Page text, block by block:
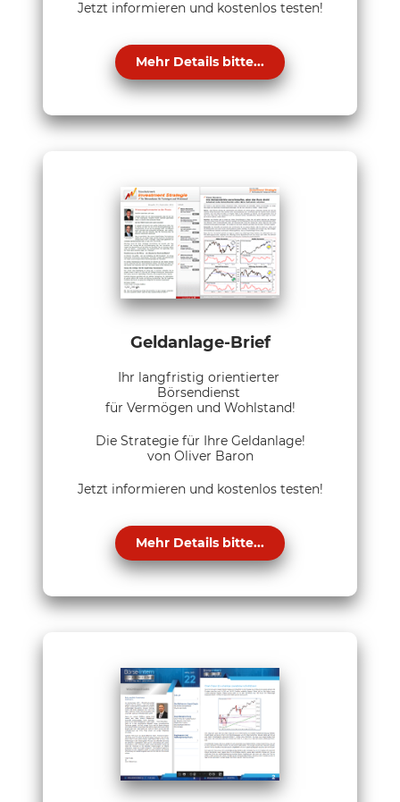
Jetzt informieren und kostenlos testen!
Mehr Details bitte...
Geldanlage-Brief
Ihr langfristig orientierter
Börsendienst
für Vermögen und Wohlstand!
Die Strategie für Ihre Geldanlage!
von Oliver Baron
Jetzt informieren und kostenlos testen!
Mehr Details bitte...